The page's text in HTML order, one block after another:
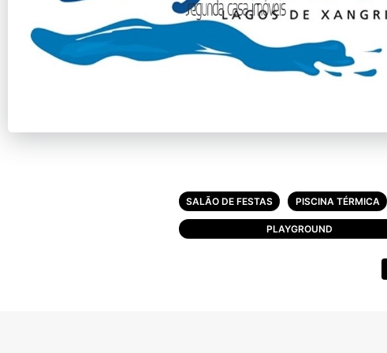
SALÃO DE FESTAS PISCINA TÉRMICA
PLAYGROUND